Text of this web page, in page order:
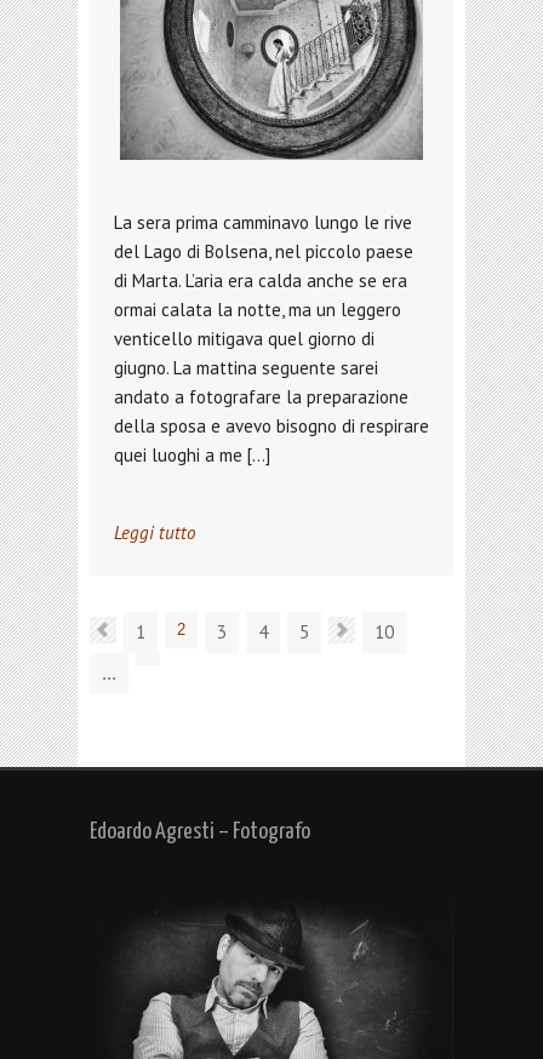
La sera prima camminavo lungo le rive
del Lago di Bolsena, nel piccolo paese
di Marta. L’aria era calda anche se era
ormai calata la notte, ma un leggero
venticello mitigava quel giorno di
giugno. La mattina seguente sarei
andato a fotografare la preparazione
della sposa e avevo bisogno di respirare
quei luoghi a me […]
Leggi tutto
1 2 3 4 5 10
...
Edoardo Agresti – Fotografo